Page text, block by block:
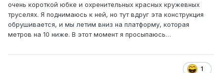
очень короткой юбке и охренительных красных кружевных
труселях. Я поднимаюсь к ней, но тут вдруг эта конструкция
обрушивается, и мы летим вниз на платформу, которая
метров на 10 ниже. В этот момент я просыпаюсь…
1